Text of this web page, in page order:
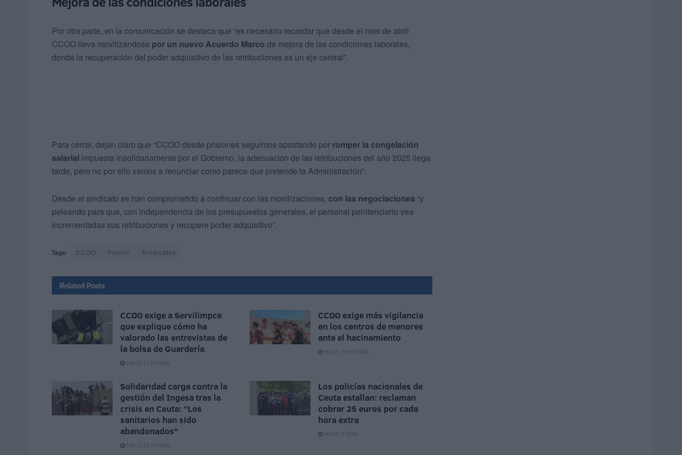
Por otra parte, en la comunicación se destaca que “es necesario recordar que desde el mes de abril
CCOO lleva movilizándose por un nuevo Acuerdo Marco de mejora de las condiciones laborales,
donde la recuperación del poder adquisitivo de las retribuciones es un eje central”.
Para cerrar, dejan claro que “CCOO desde prisiones seguimos apostando por romper la congelación
salarial impuesta insolidariamente por el Gobierno, la adecuación de las retribuciones del año 2025 llega
tarde, pero no por ello vamos a renunciar como parece que pretende la Administración”.
Desde el sindicato se han comprometido a continuar con las movilizaciones, con las negociaciones “y
peleando para que, con independencia de los presupuestos generales, el personal penitenciario vea
incrementadas sus retribuciones y recupere poder adquisitivo”.
Tags: CCOO Prisión Sindicatos
Related Posts
CCOO exige a Servilimpce
que explique cómo ha
valorado las entrevistas de
la bolsa de Guardería
HACE 17 HORAS
CCOO exige más vigilancia
en los centros de menores
ante el hacinamiento
HACE 19 HORAS
Solidaridad carga contra la
gestión del Ingesa tras la
crisis en Ceuta: "Los
sanitarios han sido
abandonados"
HACE 22 HORAS
Los policías nacionales de
Ceuta estallan: reclaman
cobrar 25 euros por cada
hora extra
HACE 2 DÍAS